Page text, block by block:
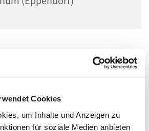
Cookies
um Inhalte und Anzeigen zu
für soziale Medien anbieten